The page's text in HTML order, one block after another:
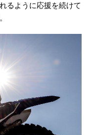
るように応援を続けて